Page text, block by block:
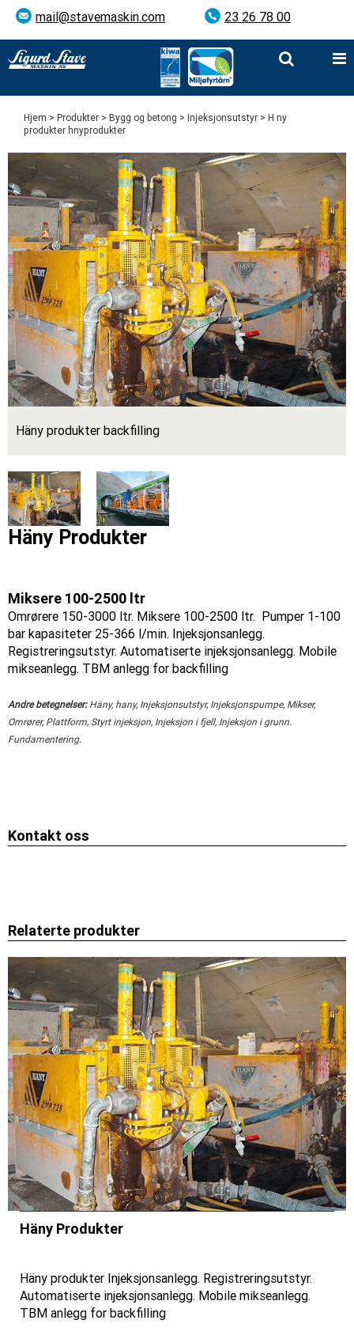
mail@stavemaskin.com 23 26 78 00
Hjem > Produkter > Bygg og betong > Injeksjonsutstyr > H ny
produkter hnyprodukter
Häny produkter backfilling
Häny Produkter
Miksere 100-2500 ltr
Omrørere 150-3000 ltr. Miksere 100-2500 ltr. Pumper 1-100
bar kapasiteter 25-366 l/min. Injeksjonsanlegg.
Registreringsutstyr. Automatiserte injeksjonsanlegg. Mobile
mikseanlegg. TBM anlegg for backfilling
Andre betegnelser:Häny, hany, Injeksjonsutstyr, Injeksjonspumpe, Mikser,
Omrører, Plattform, Styrt injeksjon, Injeksjon i fjell, Injeksjon i grunn.
Fundamentering.
Kontakt oss
Relaterte produkter
Häny Produkter
Häny produkter Injeksjonsanlegg. Registreringsutstyr.
Automatiserte injeksjonsanlegg. Mobile mikseanlegg.
TBM anlegg for backfilling